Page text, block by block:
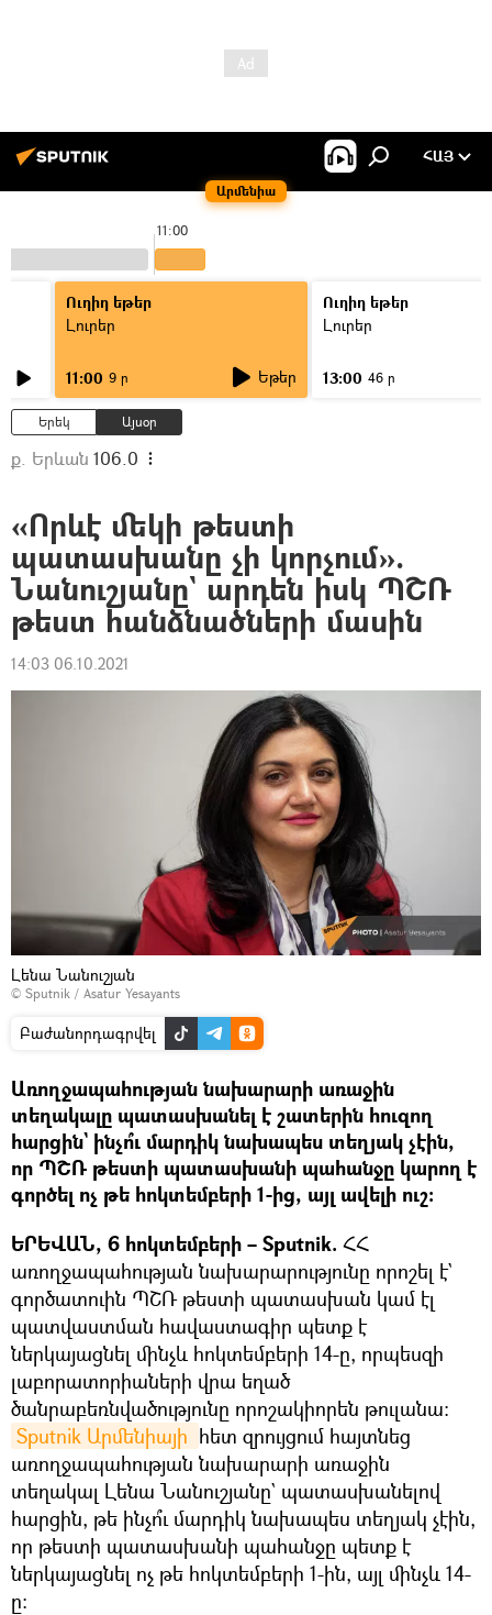
Արմենիա
ՀԱՅ
11:00
Ուղիղ եթեր
Լուրեր
11:00 9 ր Եթեր
Ուղիղ եթեր
Լուրեր
13:00 46 ր
Երեկ Այսօր
ք. Երևան 106.0
«Որևէ մեկի թեստի
պատասխանը չի կորչում».
Նանուշյանը` արդեն իսկ ՊՇՌ
թեստ հանձնածների մասին
14:03 06.10.2021
Լենա Նանուշյան
© Sputnik / Asatur Yesayants
Բաժանորդագրվել
Առողջապահության նախարարի առաջին
տեղակալը պատասխանել է շատերին հուզող
հարցին` ինչո՞ւ մարդիկ նախապես տեղյակ չէին,
որ ՊՇՌ թեստի պատասխանի պահանջը կարող է
գործել ոչ թե հոկտեմբերի 1-ից, այլ ավելի ուշ։
ԵՐԵՎԱՆ, 6 հոկտեմբերի – Sputnik. ՀՀ
առողջապահության նախարարությունը որոշել է`
գործատուին ՊՇՌ թեստի պատասխան կամ էլ
պատվաստման հավաստագիր պետք է
ներկայացնել մինչև հոկտեմբերի 14-ը, որպեսզի
լաբորատորիաների վրա եղած
ծանրաբեռնվածությունը որոշակիորեն թուլանա։
Sputnik Արմենիայի հետ զրույցում հայտնեց
առողջապահության նախարարի առաջին
տեղակալ Լենա Նանուշյանը` պատասխանելով
հարցին, թե ինչո՞ւ մարդիկ նախապես տեղյակ չէին,
որ թեստի պատասխանի պահանջը պետք է
ներկայացնել ոչ թե հոկտեմբերի 1-ին, այլ մինչև 14-
ը։